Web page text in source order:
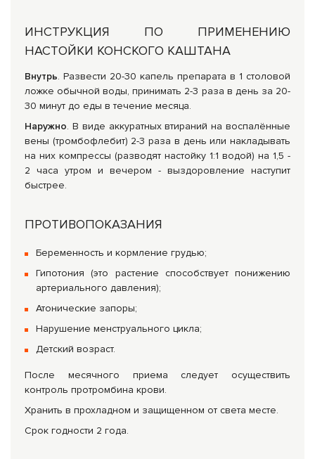
ИНСТРУКЦИЯ ПО ПРИМЕНЕНИЮ
НАСТОЙКИ КОНСКОГО КАШТАНА
Внутрь. Развести 20-30 капель препарата в 1 столовой
ложке обычной воды, принимать 2-3 раза в день за 20-
30 минут до еды в течение месяца.
Наружно. В виде аккуратных втираний на воспалённые
вены (тромбофлебит) 2-3 раза в день или накладывать
на них компрессы (разводят настойку 1:1 водой) на 1,5 -
2 часа утром и вечером - выздоровление наступит
быстрее.
ПРОТИВОПОКАЗАНИЯ
Беременность и кормление грудью;
Гипотония (это растение способствует понижению
артериального давления);
Атонические запоры;
Нарушение менструального цикла;
Детский возраст.
После месячного приема следует осуществить
контроль протромбина крови.
Хранить в прохладном и защищенном от света месте.
Срок годности 2 года.